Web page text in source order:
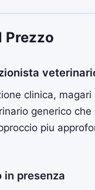
Prezzo
clinica,
generico
piu
in presenza